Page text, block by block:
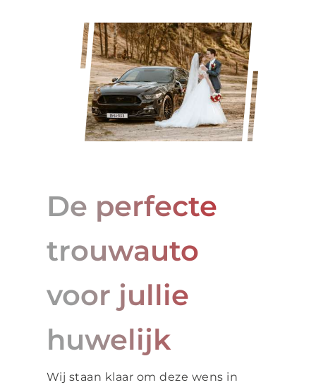
De perfecte
trouwauto
voor jullie
huwelijk
Wij staan klaar om deze wens in